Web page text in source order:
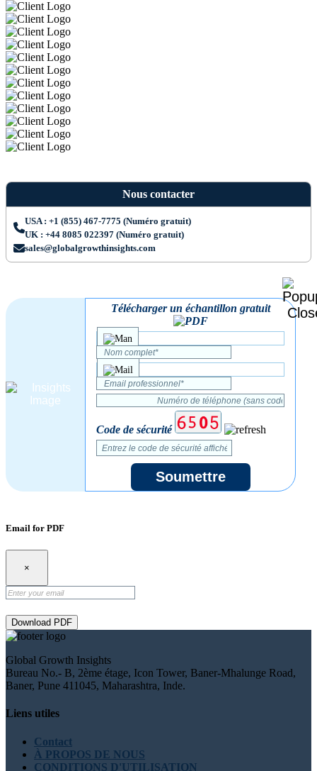
Nous contacter
USA : +1 (855) 467-7775 (Numéro gratuit)
UK : +44 8085 022397 (Numéro gratuit)
sales@globalgrowthinsights.com
Télécharger un échantillon gratuit
Code de sécurité
Soumettre
Email for PDF
×
Download PDF
Global Growth Insights
Bureau No.- B, 2ème étage, Icon Tower, Baner-Mhalunge Road,
Baner, Pune 411045, Maharashtra, Inde.
Liens utiles
Contact
À PROPOS DE NOUS
CONDITIONS D'UTILISATION